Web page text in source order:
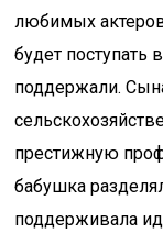
любимых
будет поступать
поддержали.
престижную
бабушка
поддерживала